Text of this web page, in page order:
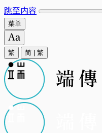
跳至内容
菜单
繁 简 繁